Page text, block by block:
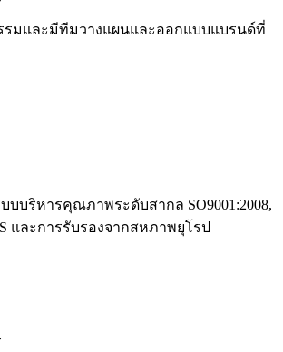
มและมีทีมวางแผนและออกแบบแบรนด์ที่
บบริหารคุณภาพระดับสากล SO9001:2008,
และการรับรองจากสหภาพยุโรป